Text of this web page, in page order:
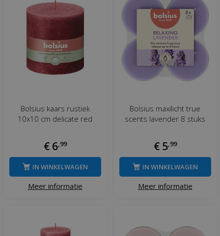
Bolsius kaars rustiek
10x10 cm delicate red
€ 6 99
Meer informatie
IN WINKELWAGEN
Bolsius maxilicht true
scents lavender 8 stuks
€ 5 99
Meer informatie
IN WINKELWAGEN